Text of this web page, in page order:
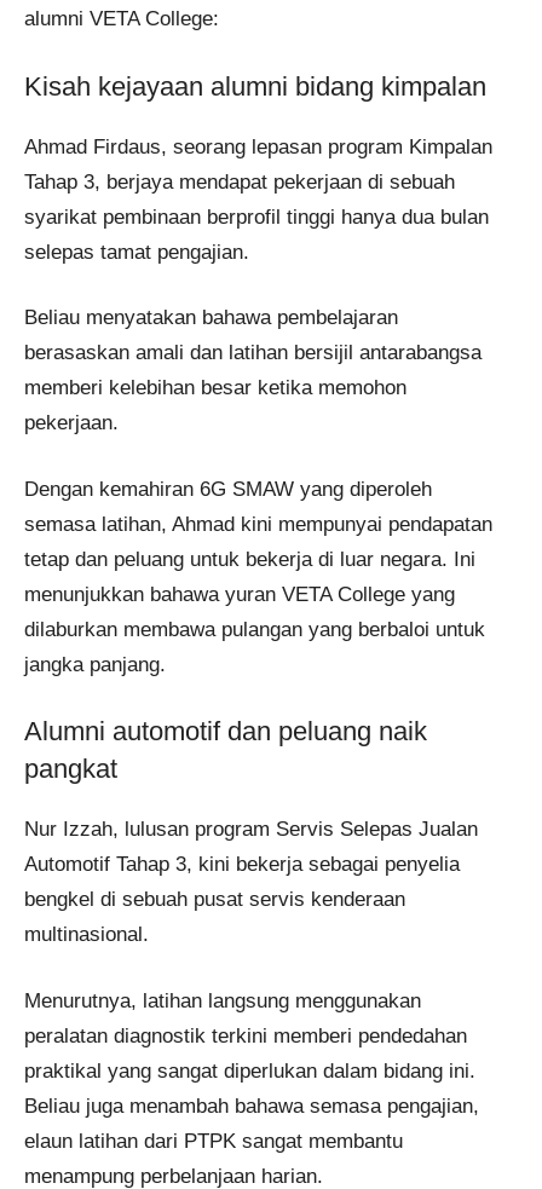
alumni VETA College:
Kisah kejayaan alumni bidang kimpalan
Ahmad Firdaus, seorang lepasan program Kimpalan
Tahap 3, berjaya mendapat pekerjaan di sebuah
syarikat pembinaan berprofil tinggi hanya dua bulan
selepas tamat pengajian.
Beliau menyatakan bahawa pembelajaran
berasaskan amali dan latihan bersijil antarabangsa
memberi kelebihan besar ketika memohon
pekerjaan.
Dengan kemahiran 6G SMAW yang diperoleh
semasa latihan, Ahmad kini mempunyai pendapatan
tetap dan peluang untuk bekerja di luar negara. Ini
menunjukkan bahawa yuran VETA College yang
dilaburkan membawa pulangan yang berbaloi untuk
jangka panjang.
Alumni automotif dan peluang naik
pangkat
Nur Izzah, lulusan program Servis Selepas Jualan
Automotif Tahap 3, kini bekerja sebagai penyelia
bengkel di sebuah pusat servis kenderaan
multinasional.
Menurutnya, latihan langsung menggunakan
peralatan diagnostik terkini memberi pendedahan
praktikal yang sangat diperlukan dalam bidang ini.
Beliau juga menambah bahawa semasa pengajian,
elaun latihan dari PTPK sangat membantu
menampung perbelanjaan harian.